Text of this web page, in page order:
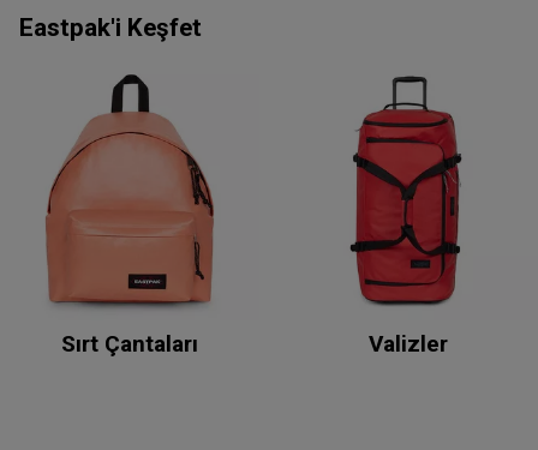
Eastpak'i Keşfet
Sırt Çantaları Valizler